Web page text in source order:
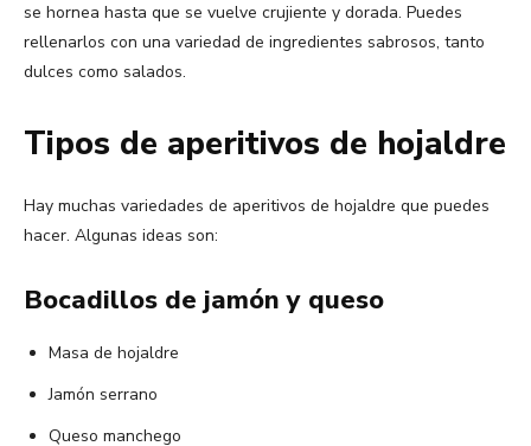
se hornea hasta que se vuelve crujiente y dorada. Puedes
rellenarlos con una variedad de ingredientes sabrosos, tanto
dulces como salados.
Tipos de aperitivos de hojaldre
Hay muchas variedades de aperitivos de hojaldre que puedes
hacer. Algunas ideas son:
Bocadillos de jamón y queso
Masa de hojaldre
Jamón serrano
Queso manchego